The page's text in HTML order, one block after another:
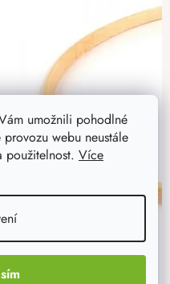
umožnili pohodlné
webu neustále
použitelnost. Více